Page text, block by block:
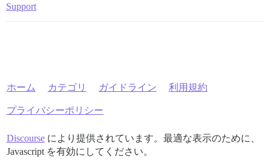
Support
ホーム カテゴリ ガイドライン 利用規約
プライバシーポリシー
Discourseにより提供されています。最適な表示のために、
Javascript を有効にしてください。